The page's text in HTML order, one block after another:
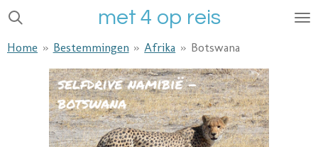
Ga
naar
hoofdinhoud
met 4 op reis
Home » Bestemmingen » Afrika » Botswana